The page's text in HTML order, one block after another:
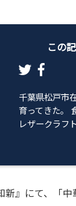
この
千葉県松戸市
育ってきた。
レザークラフ
』にて、「中